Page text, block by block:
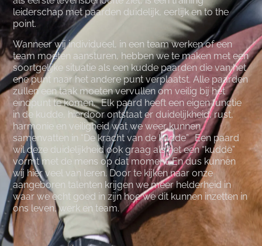
leiderschap met paarden duidelijk, eerlijk en to the
point.
Wanneer wij individueel, in een team werken of een
team moeten aansturen, hebben we te maken met een
soortgelijke situatie als een kudde paarden die van het
ene punt naar het andere punt verplaatst. Alle paarden
zullen een taak moeten vervullen om veilig bij het
eindpunt te komen. Elk paard heeft een eigen functie
in de kudde, hierdoor ontstaat er duidelijkheid, rust,
harmonie en veiligheid wat we weer kunnen
samenvatten in “De kracht van de kudde” Een paard
wil deze duidelijkheid ook graag als het een “kudde”
vormt met de mens op dat moment. En dus kunnen
wij hier veel van leren. Door te kijken naar onze
aangeboren talenten krijgen we meer helderheid in
waar we echt goed in zijn hoe we dit kunnen inzetten in
ons leven, werk en team.